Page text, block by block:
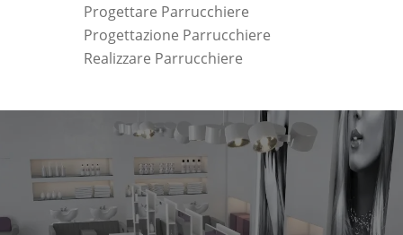
Progettare Parrucchiere
Progettazione Parrucchiere
Realizzare Parrucchiere